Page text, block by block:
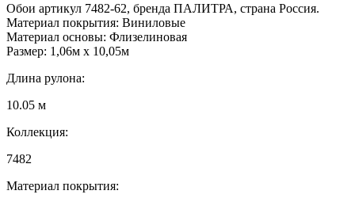
Обои артикул 7482-62, бренда ПАЛИТРА, страна Россия.
Материал покрытия: Виниловые
Материал основы: Флизелиновая
Размер: 1,06м х 10,05м
Длина рулона:
10.05 м
Коллекция:
7482
Материал покрытия: